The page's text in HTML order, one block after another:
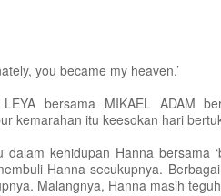
you became my heaven.’
bersama MIKAEL ADAM
kemarahan itu keesokan hari
kehidupan Hanna bersama
Hanna secukupnya.
Malangnya, Hanna masih